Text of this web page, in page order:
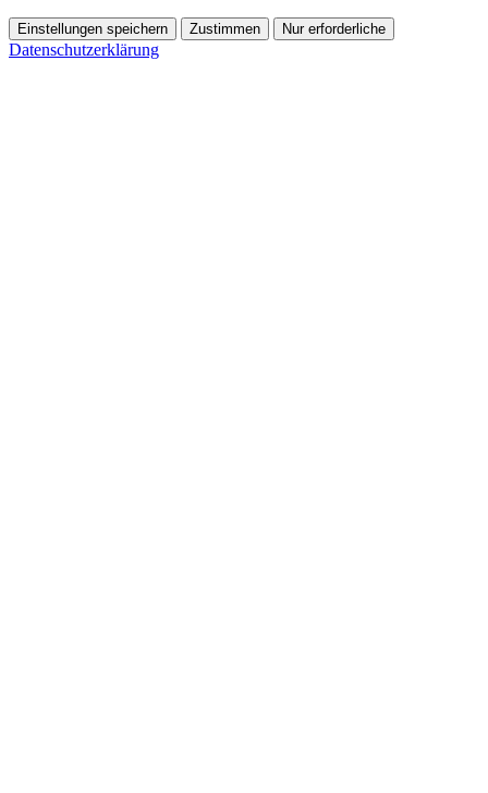
Einstellungen speichern Zustimmen Nur erforderliche
Datenschutzerklärung